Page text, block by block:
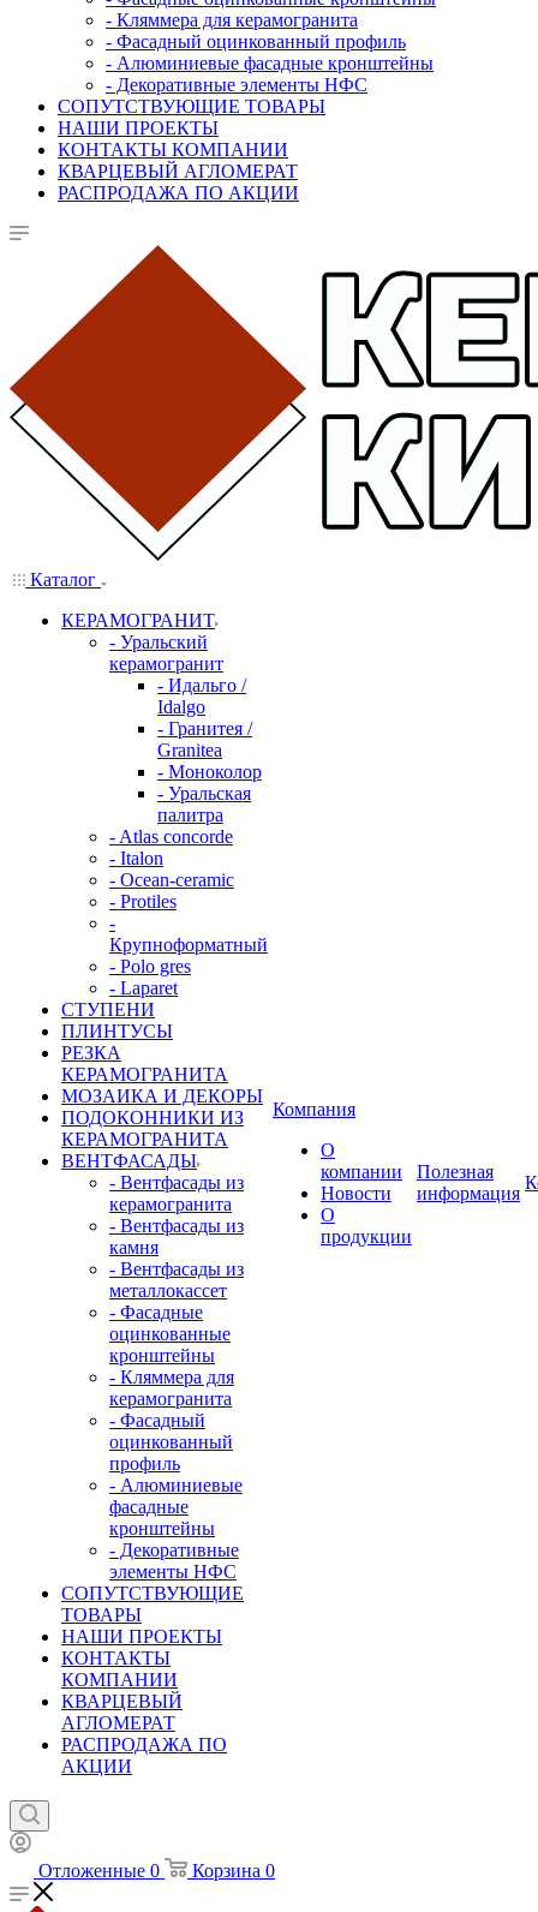
- Кляммера для керамогранита
- Фасадный оцинкованный профиль
- Алюминиевые фасадные кронштейны
- Декоративные элементы НФС
СОПУТСТВУЮЩИЕ ТОВАРЫ
НАШИ ПРОЕКТЫ
КОНТАКТЫ КОМПАНИИ
КВАРЦЕВЫЙ АГЛОМЕРАТ
РАСПРОДАЖА ПО АКЦИИ
Каталог
КЕРАМОГРАНИТ
- Уральский
керамогранит
- Идальго /
Idalgo
- Гранитея /
Granitea
- Моноколор
- Уральская
палитра
- Atlas concorde
- Italon
- Ocean-ceramic
- Protiles
-
Крупноформатный
- Polo gres
- Laparet
СТУПЕНИ
ПЛИНТУСЫ
РЕЗКА
КЕРАМОГРАНИТА
МОЗАИКА И ДЕКОРЫ
ПОДОКОННИКИ ИЗ
КЕРАМОГРАНИТА
ВЕНТФАСАДЫ
- Вентфасады из
керамогранита
- Вентфасады из
камня
- Вентфасады из
металлокассет
- Фасадные
оцинкованные
кронштейны
- Кляммера для
керамогранита
- Фасадный
оцинкованный
профиль
- Алюминиевые
фасадные
кронштейны
- Декоративные
элементы НФС
СОПУТСТВУЮЩИЕ
ТОВАРЫ
НАШИ ПРОЕКТЫ
КОНТАКТЫ
КОМПАНИИ
КВАРЦЕВЫЙ
АГЛОМЕРАТ
РАСПРОДАЖА ПО
АКЦИИ
Компания
О
компании
Новости
О
продукции
Полезная
информация
Отложенные 0 Корзина 0